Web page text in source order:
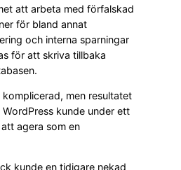
att arbeta med förfalskad
för bland annat
och interna sparningar
för att skriva tillbaka
men resultatet
kunde under ett
agera som en
kunde en tidigare nekad